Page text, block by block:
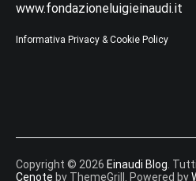
www.fondazioneluigieinaudi.it
Informativa Privacy & Cookie Policy
Copyright © 2026 Einaudi Blog .
Cenote by ThemeGrill. Powered by